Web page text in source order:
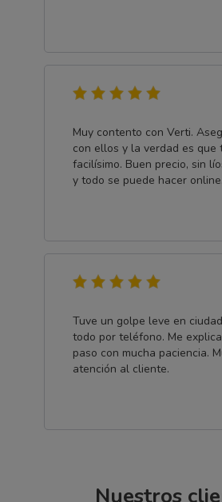
Muy contento con Verti.
con ellos y la verdad es que
facilísimo. Buen precio, sin
y todo se puede hacer online.
Tuve un golpe leve en
todo por teléfono. Me
paso con mucha paciencia.
atención al cliente.
Nuestros